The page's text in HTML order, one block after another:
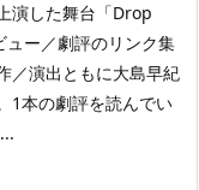
演した舞台「Drop
ー／劇評のリンク集
／演出ともに大島早紀
1本の劇評を読んでい